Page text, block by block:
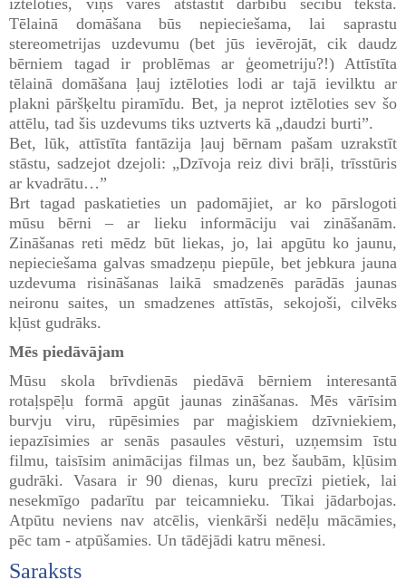
Tēlainā domāšana būs nepieciešama, lai saprastu
stereometrijas uzdevumu (bet jūs ievērojāt, cik daudz
bērniem tagad ir problēmas ar ģeometriju?!) Attīstīta
tēlainā domāšana ļauj iztēloties lodi ar tajā ievilktu ar
plakni pāršķeltu piramīdu. Bet, ja neprot iztēloties sev šo
attēlu, tad šis uzdevums tiks uztverts kā „daudzi burti”.
Bet, lūk, attīstīta fantāzija ļauj bērnam pašam uzrakstīt
stāstu, sadzejot dzejoli: „Dzīvoja reiz divi brāļi, trīsstūris
ar kvadrātu…”
Brt tagad paskatieties un padomājiet, ar ko pārslogoti
mūsu bērni – ar lieku informāciju vai zināšanām.
Zināšanas reti mēdz būt liekas, jo, lai apgūtu ko jaunu,
nepieciešama galvas smadzeņu piepūle, bet jebkura jauna
uzdevuma risināšanas laikā smadzenēs parādās jaunas
neironu saites, un smadzenes attīstās, sekojoši, cilvēks
kļūst gudrāks.
Mēs piedāvājam
Mūsu skola brīvdienās piedāvā bērniem interesantā
rotaļspēļu formā apgūt jaunas zināšanas. Mēs vārīsim
burvju viru, rūpēsimies par maģiskiem dzīvniekiem,
iepazīsimies ar senās pasaules vēsturi, uzņemsim īstu
filmu, taisīsim animācijas filmas un, bez šaubām, kļūsim
gudrāki. Vasara ir 90 dienas, kuru precīzi pietiek, lai
nesekmīgo padarītu par teicamnieku. Tikai jādarbojas.
Atpūtu neviens nav atcēlis, vienkārši nedēļu mācāmies,
pēc tam - atpūšamies. Un tādējādi katru mēnesi.
Saraksts